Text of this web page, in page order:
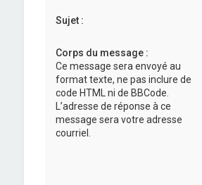
Sujet :
Corps du message :
Ce message sera envoyé au
format texte, ne pas inclure de
code HTML ni de BBCode.
L’adresse de réponse à ce
message sera votre adresse
courriel.